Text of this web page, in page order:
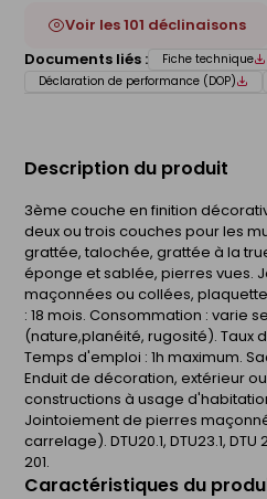
Voir les 101 déclinaisons
Documents liés :
Fiche technique
Déclaration de performance (DOP)
Description du produit
3ème couche en finition
deux ou trois couches pour les
grattée, talochée, grattée à la
éponge et sablée, pierres vues.
maçonnées ou collées,
: 18 mois. Consommation : varie
(nature,planéité, rugosité). Taux
Temps d'emploi : 1h maximum.
Enduit de décoration, extérieur
constructions à usage
Jointoiement de pierres
carrelage). DTU20.1, DTU23.1, DTU
201.
Caractéristiques du